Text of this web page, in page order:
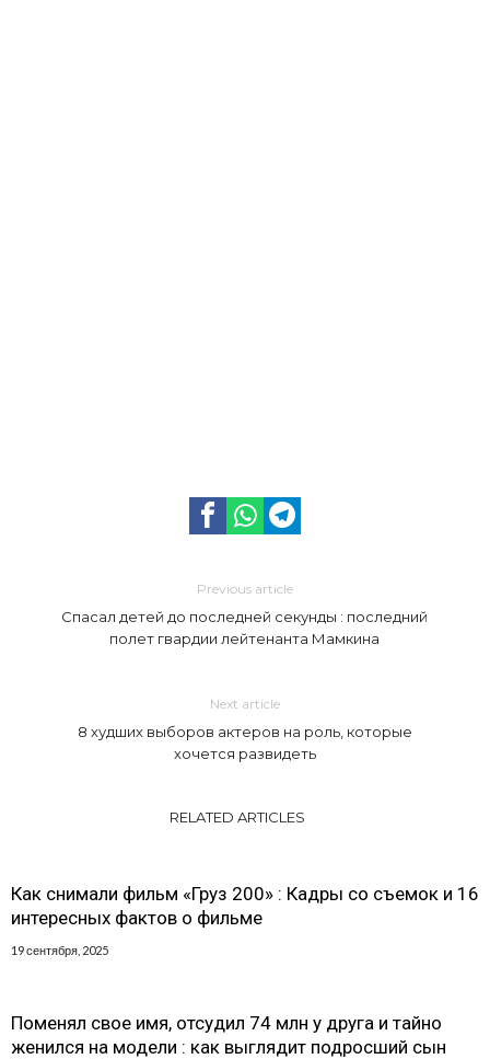
Previous article
Спасал детей до последней секунды : последний
полет гвардии лейтенанта Мамкина
Next article
8 худших выборов актеров на роль, которые
хочется развидеть
RELATED ARTICLES
Как снимали фильм «Груз 200» : Кадры со съемок и 16
интересных фактов о фильме
19 сентября, 2025
Поменял свое имя, отсудил 74 млн у друга и тайно
женился на модели : как выглядит подросший сын